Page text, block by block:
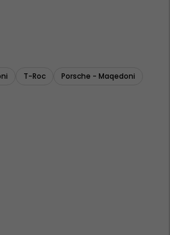
T-Roc Porsche - Maqedoni